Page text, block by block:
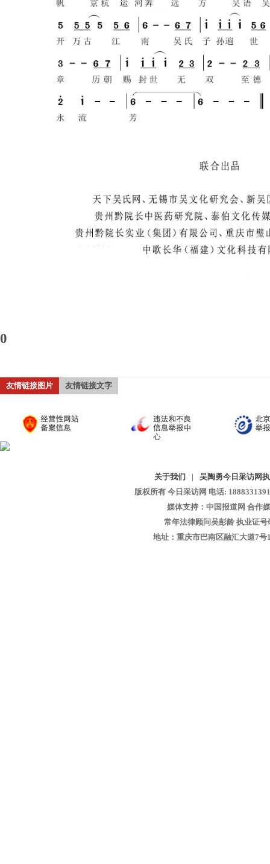
0
友情链接图片 友情链接文字
关于我们 |
吴陶勇今日采访网
版权所有 今日采访网 电话:
媒体支持：中国报道网 合作
常年法律顾问吴彭龄 执业证
地址：重庆市巴南区融汇大道7号